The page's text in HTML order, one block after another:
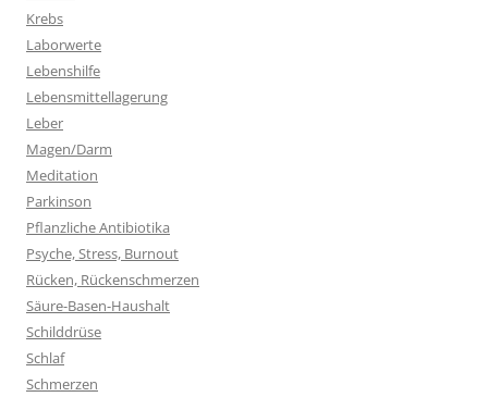
Krebs
Laborwerte
Lebenshilfe
Lebensmittellagerung
Leber
Magen/Darm
Meditation
Parkinson
Pflanzliche Antibiotika
Psyche, Stress, Burnout
Rücken, Rückenschmerzen
Säure-Basen-Haushalt
Schilddrüse
Schlaf
Schmerzen